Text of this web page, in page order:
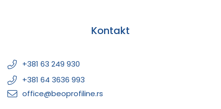
Kontakt
+381 63 249 930
+381 64 3636 993
office@beoprofiline.rs